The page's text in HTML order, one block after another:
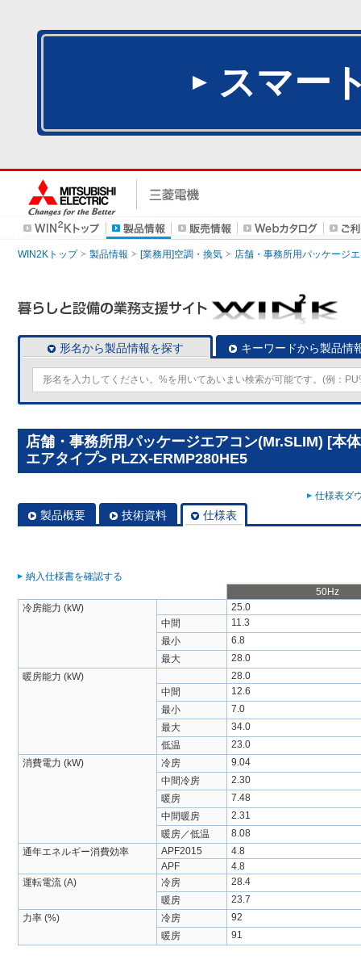
スマー
WIN2Kトップ 製品情報 [業務用]空調・換気 店舗・事務所用パッケージ
形名から製品情報を探す キーワードから製品情
店舗・事務所用パッケージエアコン(Mr.SLIM) [本
エアタイプ> PLZX-ERMP280HE5
仕様表ダ
製品概要 技術資料 仕様表
納入仕様書を確認する
50Hz
冷房能力 (kW)
25.0
中間
11.3
最小
6.8
最大
28.0
暖房能力 (kW)
28.0
中間
12.6
最小
7.0
最大
34.0
低温
23.0
消費電力 (kW)
冷房
9.04
中間冷房
2.30
暖房
7.48
中間暖房
2.31
暖房／低温
8.08
通年エネルギー消費効率
APF2015
4.8
APF
4.8
運転電流 (A)
冷房
28.4
暖房
23.7
力率 (%)
冷房
92
暖房
91